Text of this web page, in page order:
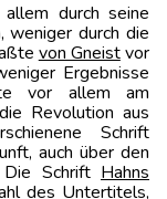
durch seine
weniger durch die
von Gneistvor
Ergebnisse
vor allem am
Revolution aus
Schrift
auch über den
Schrift Hahns
des Untertitels,